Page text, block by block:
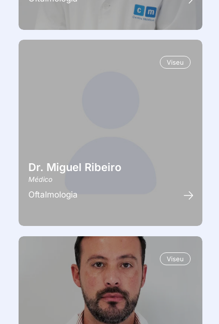
Viseu
Dr. Miguel Ribeiro
Médico
Oftalmologia
Viseu